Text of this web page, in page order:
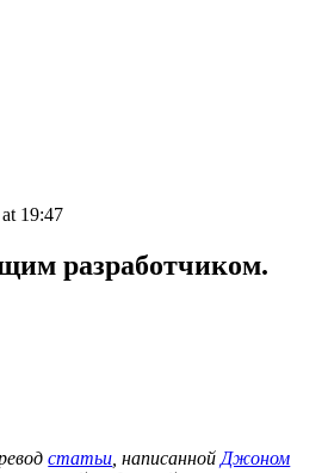
19:47
разработчиком.
статьи , написанной Джоном